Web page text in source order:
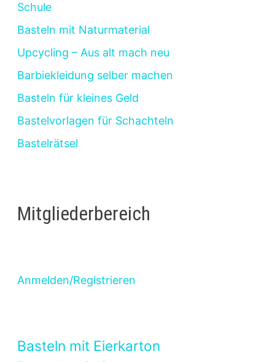
Schule
Basteln mit Naturmaterial
Upcycling – Aus alt mach neu
Barbiekleidung selber machen
Basteln für kleines Geld
Bastelvorlagen für Schachteln
Bastelrätsel
Mitgliederbereich
Anmelden/Registrieren
Basteln mit Eierkarton